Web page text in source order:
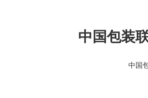
中国包装
中国